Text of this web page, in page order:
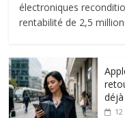
électroniques
rentabilité de 2,5